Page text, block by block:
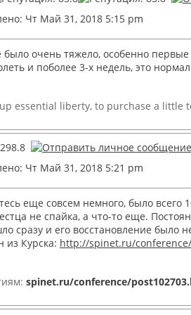
Чт Май 31, 2018 5:15 pm
очень тяжело, особенно
и поболее 3-х недель, это
essential liberty, to purchase a
Чт Май 31, 2018 5:21 pm
еще совсем немного, было всего
не спайка, а что-то еще.
сразу и его восстановление было
из Курска: http://spinet.ru/
spinet.ru/conference/